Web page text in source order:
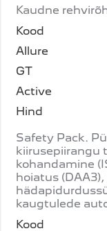
Kaudne
Safety Pack.
kiirusepiirangu
kohandamine
hoiatus
kaugtulede